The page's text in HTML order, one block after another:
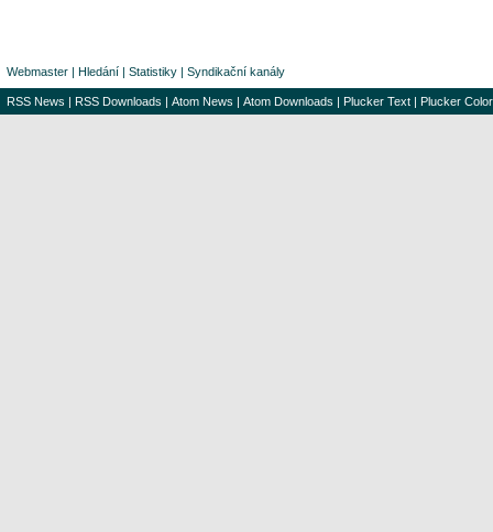
Webmaster | Hledání | Statistiky | Syndikační kanály
RSS News | RSS Downloads | Atom News | Atom Downloads | Plucker Text | Plucker Color